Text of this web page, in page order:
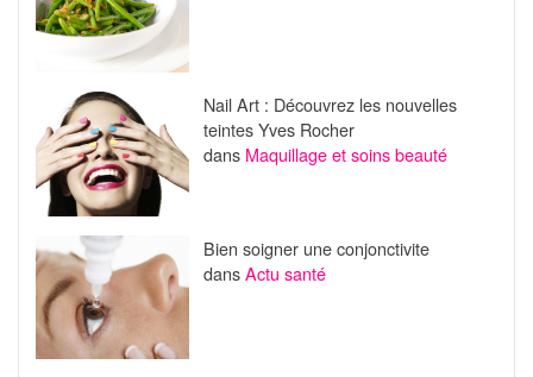
Nail Art : Découvrez les nouvelles
teintes Yves Rocher
dans Maquillage et soins beauté
Bien soigner une conjonctivite
dansActu santé